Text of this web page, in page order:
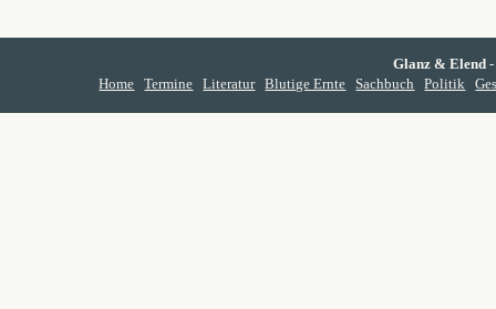
Glanz & Elend
Home
Termine Literatur Blutige Ernte Sachbuch Politik